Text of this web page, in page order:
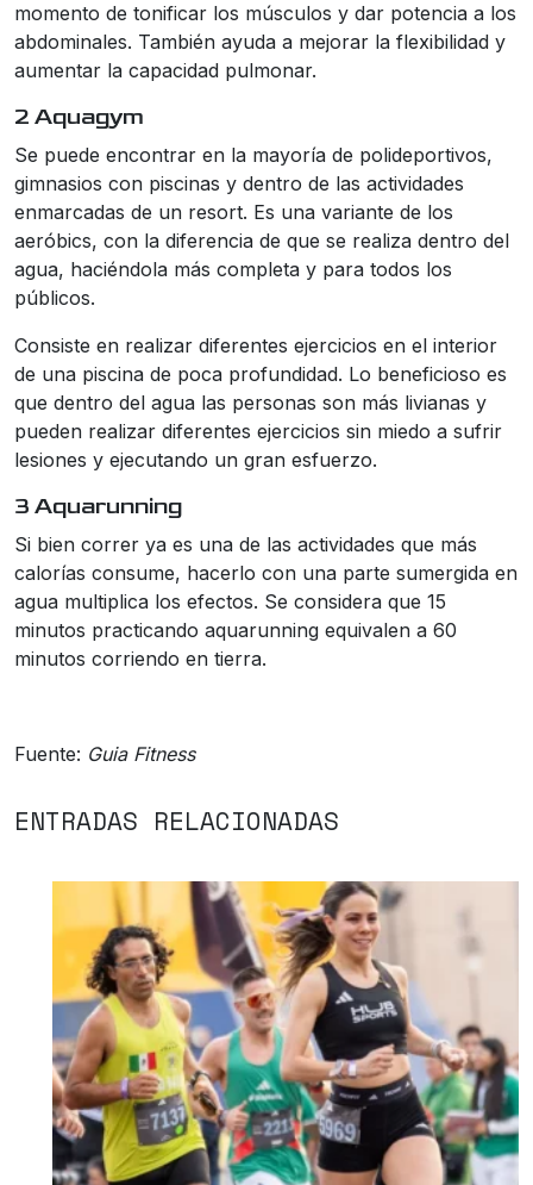
momento de tonificar los músculos y dar potencia a los
abdominales. También ayuda a mejorar la flexibilidad y
aumentar la capacidad pulmonar.
2 Aquagym
Se puede encontrar en la mayoría de polideportivos,
gimnasios con piscinas y dentro de las actividades
enmarcadas de un resort. Es una variante de los
aeróbics, con la diferencia de que se realiza dentro del
agua, haciéndola más completa y para todos los
públicos.
Consiste en realizar diferentes ejercicios en el interior
de una piscina de poca profundidad. Lo beneficioso es
que dentro del agua las personas son más livianas y
pueden realizar diferentes ejercicios sin miedo a sufrir
lesiones y ejecutando un gran esfuerzo.
3 Aquarunning
Si bien correr ya es una de las actividades que más
calorías consume, hacerlo con una parte sumergida en
agua multiplica los efectos. Se considera que 15
minutos practicando aquarunning equivalen a 60
minutos corriendo en tierra.
Fuente: Guia Fitness
ENTRADAS RELACIONADAS